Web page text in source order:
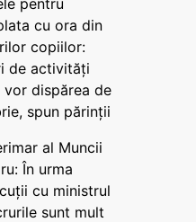
pentru
cu ora din
copiilor:
de activități
dispărea de
spun părinții
al Muncii
În urma
cu ministrul
sunt mult